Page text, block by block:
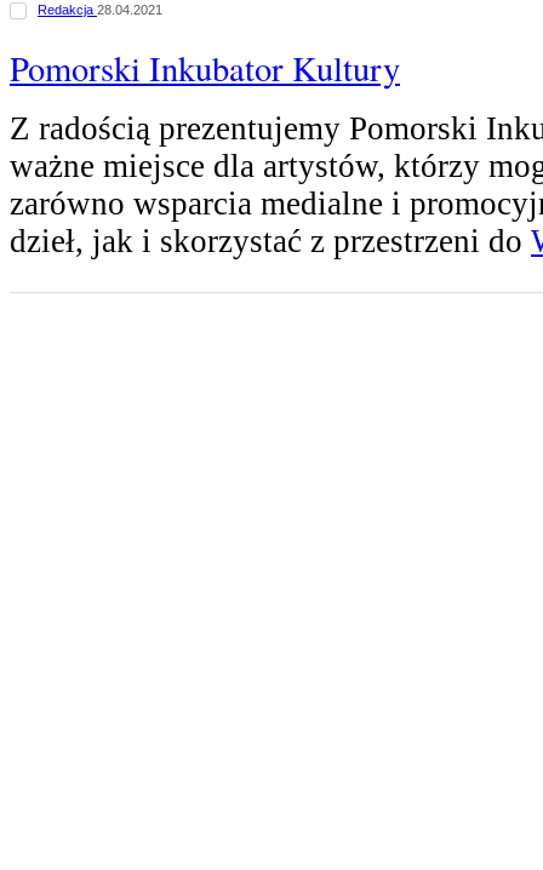
Redakcja 28.04.2021
Pomorski Inkubator Kultury
Z radością prezentujemy Pomorski
ważne miejsce dla artystów, którzy
zarówno wsparcia medialne i
dzieł, jak i skorzystać z przestrzeni do